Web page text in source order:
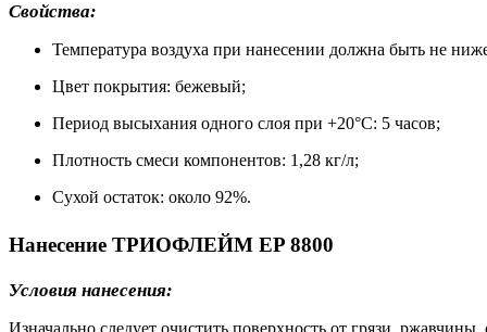
Свойства:
Температура воздуха при нанесении должна быть не
Цвет покрытия: бежевый;
Период высыхания одного слоя при +20°С: 5 часов;
Плотность смеси компонентов: 1,28 кг/л;
Сухой остаток: около 92%.
Нанесение ТРИОФЛЕЙМ EP 8800
Условия нанесения:
Изначально следует очистить поверхность от грязи,